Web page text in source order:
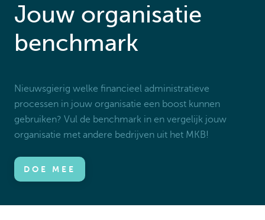
Jouw organisatie
benchmark
Nieuwsgierig welke financieel administratieve
processen in jouw organisatie een boost kunnen
gebruiken? Vul de benchmark in en vergelijk jouw
organisatie met andere bedrijven uit het MKB!
DOE MEE